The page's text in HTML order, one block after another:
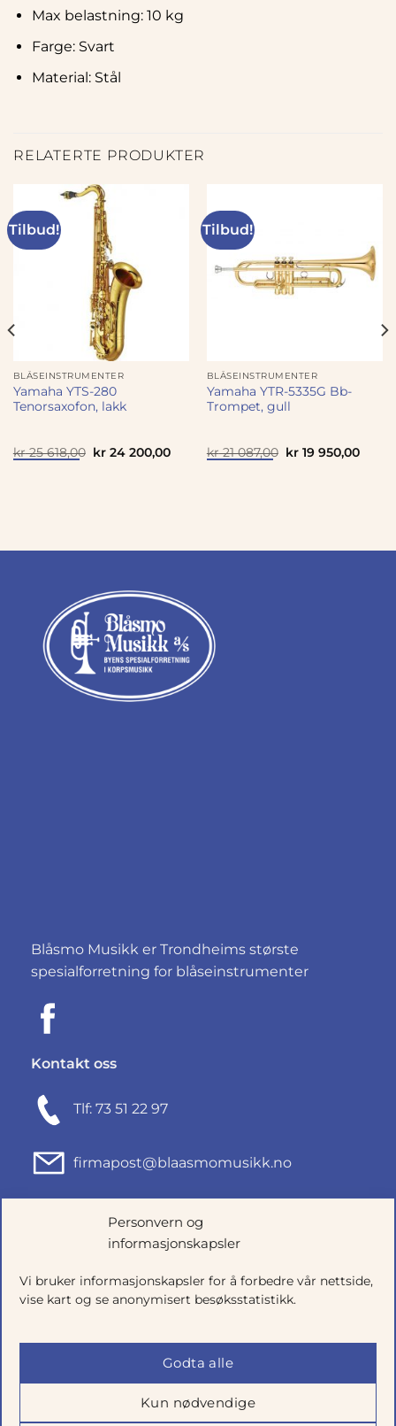
Personvern og
informasjonskapsler
Vi bruker informasjonskapsler for å forbedre vår nettside,
vise kart og se anonymisert besøksstatistikk.
Godta alle
Kun nødvendige
Max belastning: 10 kg
Farge: Svart
Material: Stål
RELATERTE PRODUKTER
Tilbud!
BLÅSEINSTRUMENTER
Yamaha YTS-280
Tenorsaxofon, lakk
kr25 618,00 Opprinnelig
kr24 200,00Nåværende
Tilbud!
BLÅSEINSTRUMENTER
Yamaha YTR-5335G Bb-
Trompet, gull
kr21 087,00 Opprinnelig
kr19 950,00
Blåsmo Musikk er Trondheims største
spesialforretning for blåseinstrumenter
Kontakt oss
Tlf: 73 51 22 97
firmapost@blaasmomusikk.no
Fjordgata 46, 7010 TRONDHEIM